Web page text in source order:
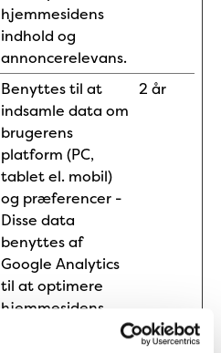
hjemmesidens
indhold og
annoncerelevans.
Benyttes til at
indsamle data om
brugerens
platform (PC,
tablet el. mobil)
og præferencer -
Disse data
benyttes af
Google Analytics
til at optimere
hjemmesidens
2 år